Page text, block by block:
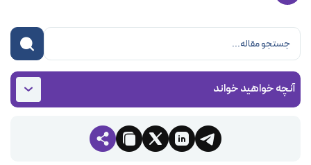
آنچه خواهید خواند